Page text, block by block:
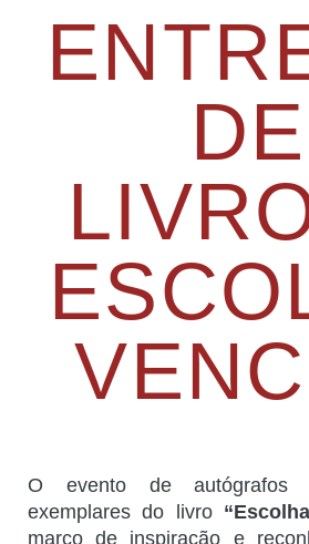
DE
O evento de
exemplares do livro
marco de inspiração e